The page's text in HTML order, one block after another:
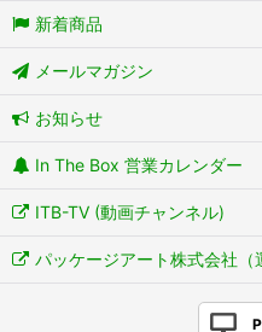
新着商品
メールマガジン
お知らせ
In The Box 営業カレンダー
ITB-TV (動画チャンネル)
パッケージアート株式会社（